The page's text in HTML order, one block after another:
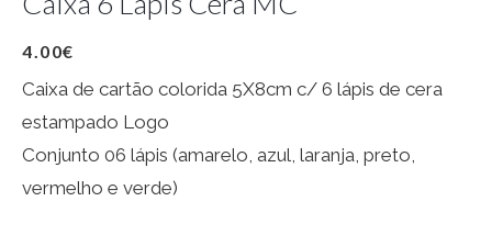
4.00€
Caixa de cartão colorida 5X8cm c/ 6 lápis de cera
estampado Logo
Conjunto 06 lápis (amarelo, azul, laranja, preto,
vermelho e verde)